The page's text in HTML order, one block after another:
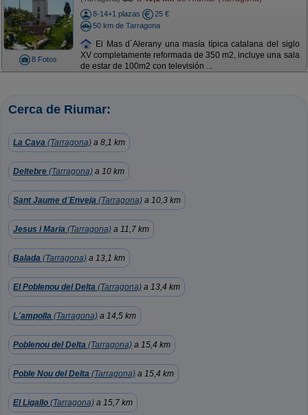
8 Fotos
8-14+1 plazas
25 €
50 km de Tarragona
El Mas d´Alerany una masía típica catalana del siglo
XV completamente reformada de 350 m2, incluye una sala
de estar de 100m2 con televisión ...
Cerca de Riumar:
La Cava (Tarragona) a 8,1 km
Deltebre (Tarragona) a 10 km
Sant Jaume d´Enveja (Tarragona) a 10,3 km
Jesus i Maria (Tarragona) a 11,7 km
Balada (Tarragona) a 13,1 km
El Poblenou del Delta (Tarragona) a 13,4 km
L´ampolla (Tarragona) a 14,5 km
Poblenou del Delta (Tarragona) a 15,4 km
Poble Nou del Delta (Tarragona) a 15,4 km
El Ligallo (Tarragona) a 15,7 km